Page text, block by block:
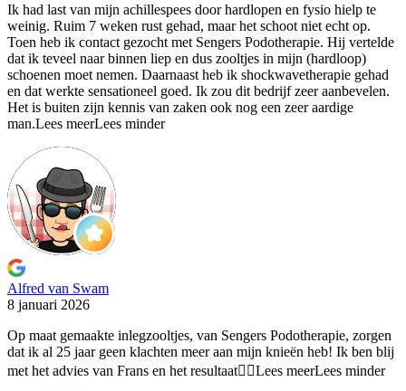
Ik had last van mijn achillespees door hardlopen en fysio hielp te
weinig. Ruim 7 weken rust gehad, maar het schoot niet echt op.
Toen heb ik contact gezocht met Sengers Podotherapie. Hij vertelde
dat ik teveel naar binnen liep en dus zooltjes in mijn (hardloop)
schoenen moet nemen. Daarnaast heb ik shockwavetherapie gehad
en dat werkte sensationeel goed. Ik zou dit bedrijf zeer aanbevelen.
Het is buiten zijn kennis van zaken ook nog een zeer aardige
man.Lees meerLees minder
Alfred van Swam
8 januari 2026
Op maat gemaakte inlegzooltjes, van Sengers Podotherapie, zorgen
dat ik al 25 jaar geen klachten meer aan mijn knieën heb! Ik ben blij
met het advies van Frans en het resultaat👍🏻Lees meerLees minder